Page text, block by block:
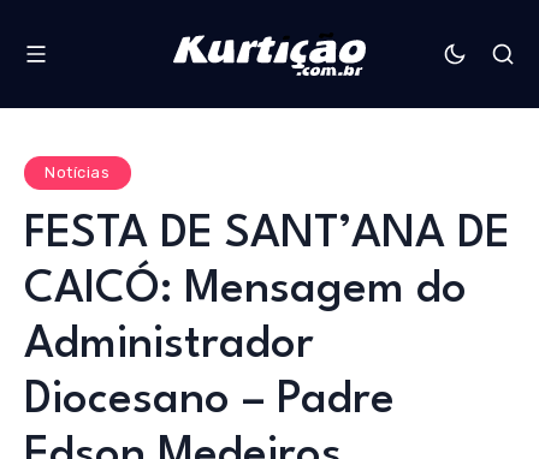
Notícias
FESTA DE SANT’ANA DE
CAICÓ: Mensagem do
Administrador
Diocesano – Padre